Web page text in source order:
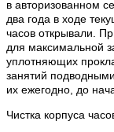
в авторизованном
два года в ходе
часов открывали.
для максимальной
уплотняющих
занятий
их ежегодно, до
Чистка корпуса